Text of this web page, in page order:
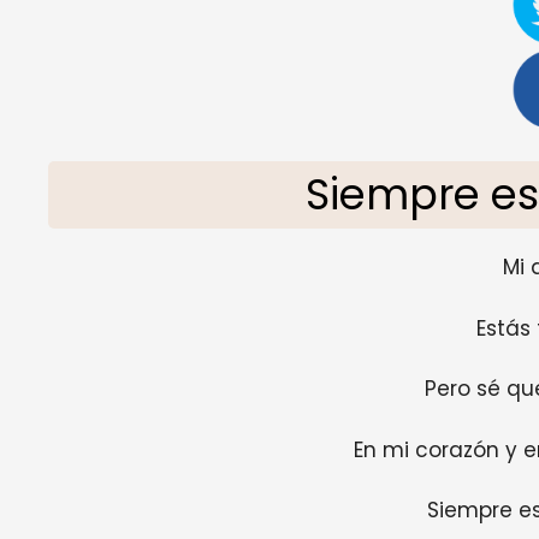
Siempre
Mi
Pero sé
En mi corazón y
Siempre